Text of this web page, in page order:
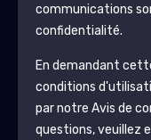
communications
confidentialité.
En demandant
conditions
par notre Avis de
questions, veuillez